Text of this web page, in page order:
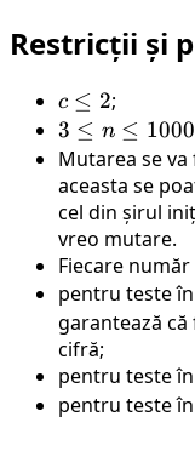
Restricții și
c
\leq
2
c ≤ 2;
3
\leq
n
\leq
1000
3 ≤ n ≤ 1000
Mutarea se
aceasta se
cel din șirul
vreo mutare.
Fiecare
pentru teste
garantează
cifră;
pentru teste
pentru teste